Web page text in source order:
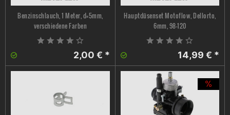
Benzinschlauch, 1 Meter, d=5mm,
verschiedene Farben
2,00 € *
Hauptdüsenset Motoflow, Dellorto,
6mm, 98-120
14,99 € *